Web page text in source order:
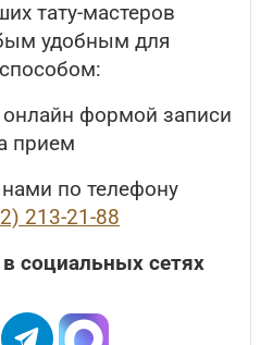
тату-мастеров
удобным для
онлайн формой записи
прием
нами по телефону
213-21-88
социальных сетях